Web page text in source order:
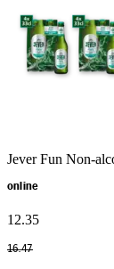
Jever Fun Non-
online
12.35
16.47